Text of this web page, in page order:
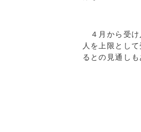
４月から受け
人を上限とし
るとの見通し